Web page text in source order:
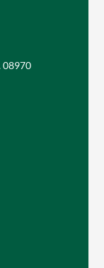
08970